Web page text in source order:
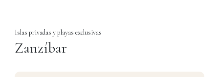
Islas privadas y playas exclusivas
Zanzíbar